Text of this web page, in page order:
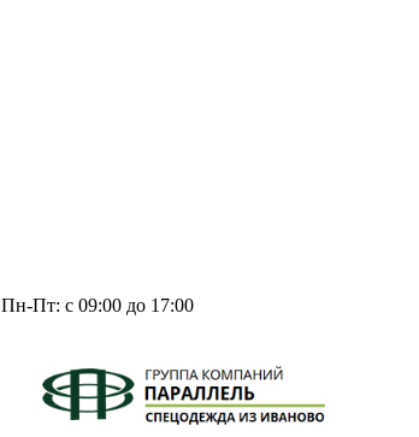
Пн-Пт: с 09:00 до 17:00